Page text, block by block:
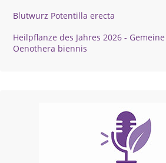
Blutwurz Potentilla erecta
Heilpflanze des Jahres 2026 -
Oenothera biennis